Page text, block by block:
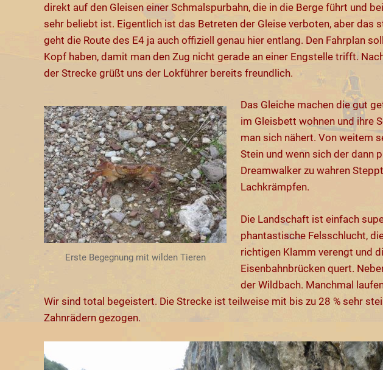
direkt auf den Gleisen einer Schmalspurbahn, die in die Berge führt und
sehr beliebt ist. Eigentlich ist das Betreten der Gleise verboten, aber das
geht die Route des E4 ja auch offiziell genau hier entlang. Den Fahrplan
Kopf haben, damit man den Zug nicht gerade an einer Engstelle trifft.
der Strecke grüßt uns der Lokführer bereits freundlich.
Erste Begegnung mit wilden Tieren
Das Gleiche machen die gut
im Gleisbett wohnen und ihre
man sich nähert. Von weitem
Stein und wenn sich der dann
Dreamwalker zu wahren
Lachkrämpfen.
Die Landschaft ist einfach
phantastische Felsschlucht,
richtigen Klamm verengt und
Eisenbahnbrücken quert.
der Wildbach. Manchmal
Wir sind total begeistert. Die Strecke ist teilweise mit bis zu 28 % sehr
Zahnrädern gezogen.